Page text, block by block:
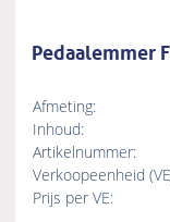
Pedaalemmer
Afmeting:
Inhoud:
Artikelnummer:
Verkoopeenheid
Prijs per VE: